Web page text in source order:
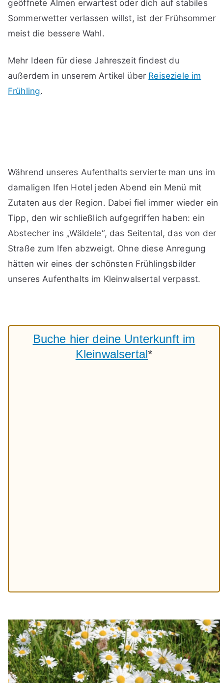
geöffnete Almen erwartest oder dich auf stabiles
Sommerwetter verlassen willst, ist der Frühsommer
meist die bessere Wahl.
Mehr Ideen für diese Jahreszeit findest du
außerdem in unserem Artikel über Reiseziele im
Frühling.
Während unseres Aufenthalts servierte man uns im
damaligen Ifen Hotel jeden Abend ein Menü mit
Zutaten aus der Region. Dabei fiel immer wieder ein
Tipp, den wir schließlich aufgegriffen haben: ein
Abstecher ins „Wäldele“, das Seitental, das von der
Straße zum Ifen abzweigt. Ohne diese Anregung
hätten wir eines der schönsten Frühlingsbilder
unseres Aufenthalts im Kleinwalsertal verpasst.
Buche hier deine Unterkunft im
Kleinwalsertal*